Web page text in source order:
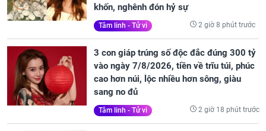
khốn, nghênh đón hỷ sự
Tâm linh - Tử vi 2 giờ 8 phút trước
3 con giáp trúng số độc đắc đúng 300 tỷ
vào ngày 7/8/2026, tiền về trĩu túi, phúc
cao hơn núi, lộc nhiều hơn sông, giàu
sang no đủ
Tâm linh - Tử vi 2 giờ 18 phút trước